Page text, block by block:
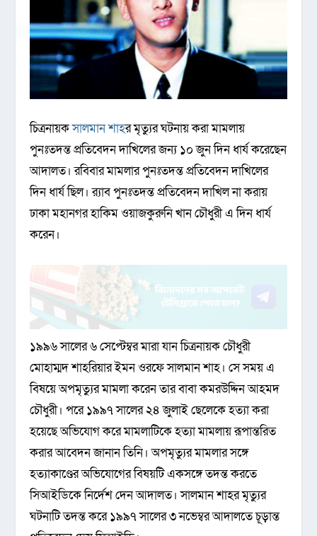
চিত্রনায়কসালমান শাহর মৃত্যুর ঘটনায় করা মামলায়
পুনঃতদন্ত প্রতিবেদন দাখিলের জন্য ১০ জুন দিন ধার্য করেছেন
আদালত। রবিবার মামলার পুনঃতদন্ত প্রতিবেদন দাখিলের
দিন ধার্য ছিল। র‌্যাব পুনঃতদন্ত প্রতিবেদন দাখিল না করায়
ঢাকা মহানগর হাকিম ওয়াজকুরুনি খান চৌধুরী এ দিন ধার্য
করেন।
১৯৯৬ সালের ৬ সেপ্টেম্বর মারা যান চিত্রনায়ক চৌধুরী
মোহাম্মদ শাহরিয়ার ইমন ওরফে সালমান শাহ। সে সময় এ
বিষয়ে অপমৃত্যুর মামলা করেন তার বাবা কমরউদ্দিন আহমদ
চৌধুরী। পরে ১৯৯৭ সালের ২৪ জুলাই ছেলেকে হত্যা করা
হয়েছে অভিযোগ করে মামলাটিকে হত্যা মামলায় রূপান্তরিত
করার আবেদন জানান তিনি। অপমৃত্যুর মামলার সঙ্গে
হত্যাকাণ্ডের অভিযোগের বিষয়টি একসঙ্গে তদন্ত করতে
সিআইডিকে নির্দেশ দেন আদালত। সালমান শাহর মৃত্যুর
ঘটনাটি তদন্ত করে ১৯৯৭ সালের ৩ নভেম্বর আদালতে চূড়ান্ত